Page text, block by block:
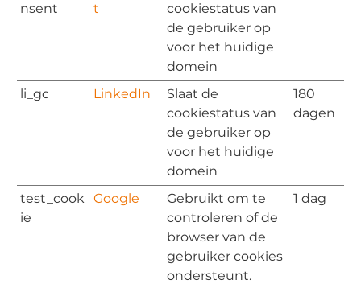
nsent
t
cookiestatus van
de gebruiker op
voor het huidige
domein
li_gc LinkedIn
Slaat de
cookiestatus van
de gebruiker op
voor het huidige
domein
180
dagen
test_cook
ie
Google
Gebruikt om te
controleren of de
browser van de
gebruiker cookies
ondersteunt.
1 dag